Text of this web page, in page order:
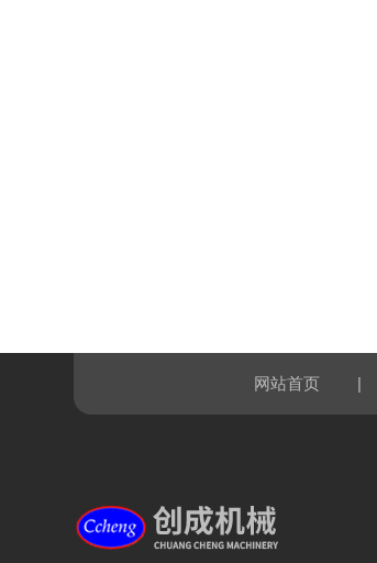
网站首页 |